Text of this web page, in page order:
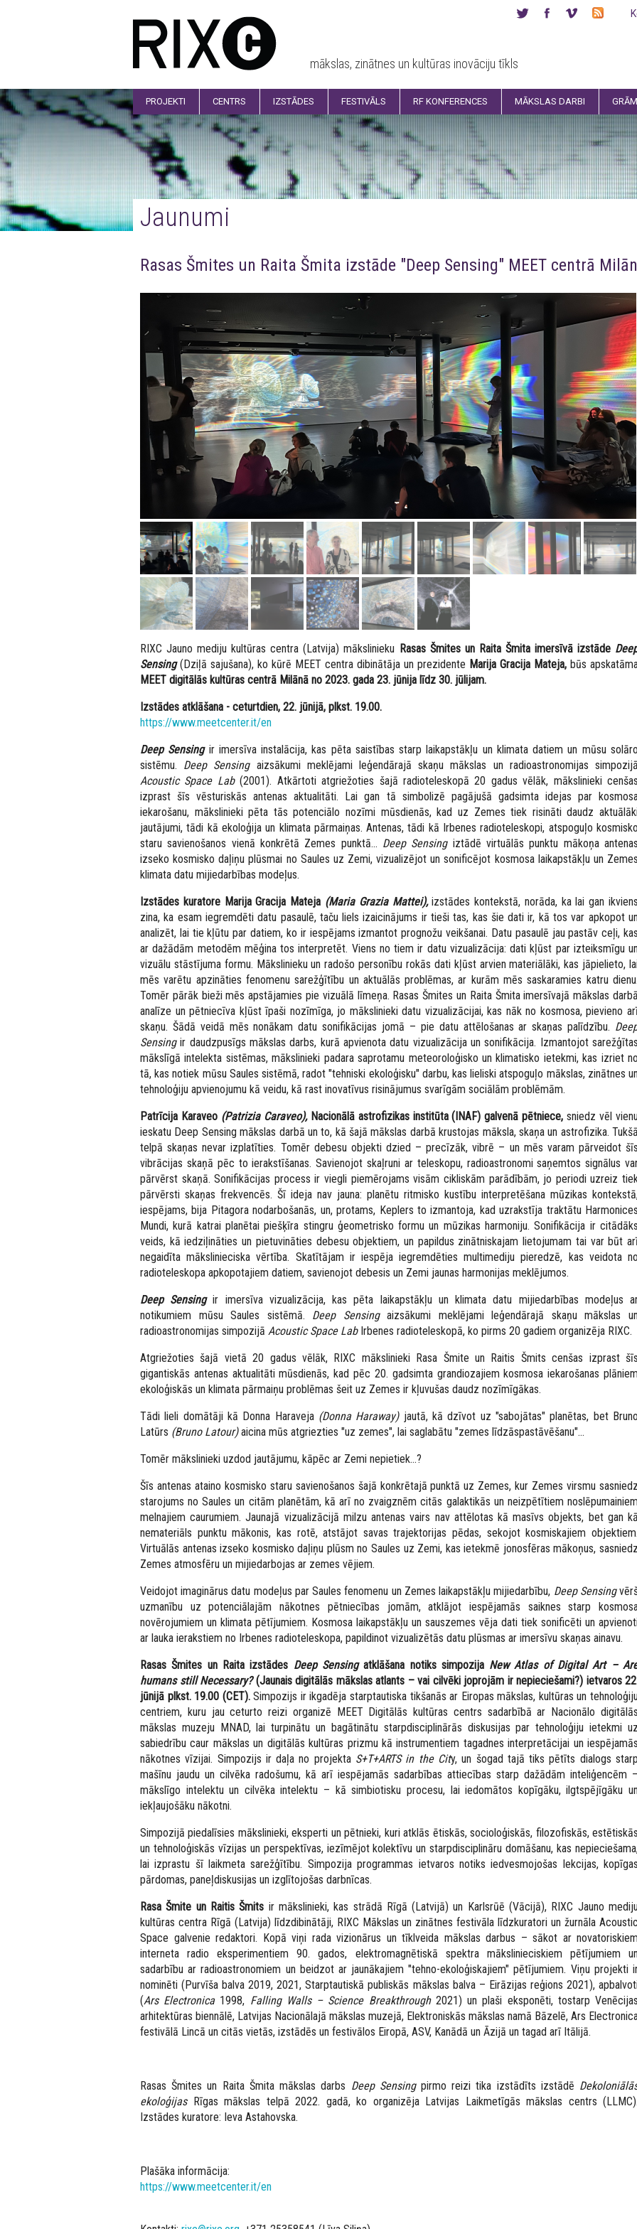
mākslas, zinātnes un kultūras inovāciju tīkls
PROJEKTI CENTRS IZSTĀDES FESTIVĀLS RF KONFERENCES MĀKSLAS DARBI
Jaunumi
Rasas Šmites un Raita Šmita izstāde "Deep Sensing" MEET centrā
RIXC Jauno mediju kultūras centra (Latvija) mākslinieku Rasas Šmites un Raita Šmita imersīvā izstāde
Sensing(Dziļā sajušana), ko kūrē MEET centra dibinātāja un prezidente Marija Gracija Mateja, būs
MEET digitālās kultūras centrā Milānā no 2023. gada 23. jūnija līdz 30. jūlijam.
Izstādes atklāšana - ceturtdien, 22. jūnijā, plkst. 19.00.
https://www.meetcenter.it/en
Deep Sensingir imersīva instalācija, kas pēta saistības starp laikapstākļu un klimata datiem un mūsu solāro
sistēmu. Deep Sensingaizsākumi meklējami leģendārajā skaņu mākslas un radioastronomijas simpozijā
Acoustic Space Lab(2001). Atkārtoti atgriežoties šajā radioteleskopā 20 gadus vēlāk, mākslinieki cenšas
izprast šīs vēsturiskās antenas aktualitāti. Lai gan tā simbolizē pagājušā gadsimta idejas par
iekarošanu, mākslinieki pēta tās potenciālo nozīmi mūsdienās, kad uz Zemes tiek risināti daudz
jautājumi, tādi kā ekoloģija un klimata pārmaiņas. Antenas, tādi kā Irbenes radioteleskopi, atspoguļo kosmisko
staru savienošanos vienā konkrētā Zemes punktā… Deep Sensingiztādē virtuālās punktu mākoņa antenas
izseko kosmisko daļiņu plūsmai no Saules uz Zemi, vizualizējot un sonificējot kosmosa laikapstākļu un Zemes
klimata datu mijiedarbības modeļus.
Izstādes kuratore Marija Gracija Mateja (Maria Grazia Mattei), izstādes kontekstā, norāda, ka lai gan ikviens
zina, ka esam iegremdēti datu pasaulē, taču liels izaicinājums ir tieši tas, kas šie dati ir, kā tos var apkopot un
analizēt, lai tie kļūtu par datiem, ko ir iespējams izmantot prognožu veikšanai. Datu pasaulē jau pastāv ceļi, kas
ar dažādām metodēm mēģina tos interpretēt. Viens no tiem ir datu vizualizācija: dati kļūst par izteiksmīgu un
vizuālu stāstījuma formu. Mākslinieku un radošo personību rokās dati kļūst arvien materiālāki, kas jāpielieto,
mēs varētu apzināties fenomenu sarežģītību un aktuālās problēmas, ar kurām mēs saskaramies katru dienu.
Tomēr pārāk bieži mēs apstājamies pie vizuālā līmeņa. Rasas Šmites un Raita Šmita imersīvajā mākslas darbā
analīze un pētniecīva kļūst īpaši nozīmīga, jo mākslinieki datu vizualizācijai, kas nāk no kosmosa, pievieno
skaņu. Šādā veidā mēs nonākam datu sonifikācijas jomā – pie datu attēlošanas ar skaņas palīdzību.
Sensingir daudzpusīgs mākslas darbs, kurā apvienota datu vizualizācija un sonifikācija. Izmantojot sarežģītas
mākslīgā intelekta sistēmas, mākslinieki padara saprotamu meteoroloģisko un klimatisko ietekmi, kas izriet no
tā, kas notiek mūsu Saules sistēmā, radot "tehniski ekoloģisku" darbu, kas lieliski atspoguļo mākslas, zinātnes un
tehnoloģiju apvienojumu kā veidu, kā rast inovatīvus risinājumus svarīgām sociālām problēmām.
Patrīcija Karaveo (Patrizia Caraveo),Nacionālā astrofizikas institūta (INAF) galvenā pētniece,sniedz vēl vienu
ieskatu Deep Sensing mākslas darbā un to, kā šajā mākslas darbā krustojas māksla, skaņa un astrofizika. Tukšā
telpā skaņas nevar izplatīties. Tomēr debesu objekti dzied – precīzāk, vibrē – un mēs varam pārveidot šīs
vibrācijas skaņā pēc to ierakstīšanas. Savienojot skaļruni ar teleskopu, radioastronomi saņemtos signālus
pārvērst skaņā. Sonifikācijas process ir viegli piemērojams visām cikliskām parādībām, jo periodi uzreiz
pārvērsti skaņas frekvencēs. Šī ideja nav jauna: planētu ritmisko kustību interpretēšana mūzikas
iespējams, bija Pitagora nodarbošanās, un, protams, Keplers to izmantoja, kad uzrakstīja traktātu Harmonices
Mundi, kurā katrai planētai piešķīra stingru ģeometrisko formu un mūzikas harmoniju. Sonifikācija ir citādāks
veids, kā iedziļināties un pietuvināties debesu objektiem, un papildus zinātniskajam lietojumam tai var būt
negaidīta mākslinieciska vērtība. Skatītājam ir iespēja iegremdēties multimediju pieredzē, kas veidota no
radioteleskopa apkopotajiem datiem, savienojot debesis un Zemi jaunas harmonijas meklējumos.
Deep Sensingir imersīva vizualizācija,kas pēta laikapstākļu un klimata datu mijiedarbības modeļus
notikumiem mūsu Saules sistēmā. Deep Sensing aizsākumi meklējami leģendārajā skaņu mākslas un
radioastronomijas simpozijā Acoustic Space LabIrbenes radioteleskopā, ko pirms 20 gadiem organizēja RIXC.
Atgriežoties šajā vietā 20 gadus vēlāk, RIXC mākslinieki Rasa Šmite un Raitis Šmits cenšas izprast šīs
gigantiskās antenas aktualitāti mūsdienās, kad pēc 20. gadsimta grandiozajiem kosmosa iekarošanas plāniem
ekoloģiskās un klimata pārmaiņu problēmas šeit uz Zemes ir kļuvušas daudz nozīmīgākas.
Tādi lieli domātāji kā Donna Haraveja (Donna Haraway) jautā, kā dzīvot uz "sabojātas" planētas, bet Bruno
Latūrs (Bruno Latour)aicina mūs atgriezties "uz zemes", lai saglabātu "zemes līdzāspastāvēšanu"...
Tomēr mākslinieki uzdod jautājumu, kāpēc ar Zemi nepietiek...?
Šīs antenas ataino kosmisko staru savienošanos šajā konkrētajā punktā uz Zemes, kur Zemes virsmu sasniedz
starojums no Saules un citām planētām, kā arī no zvaigznēm citās galaktikās un neizpētītiem noslēpumainiem
melnajiem caurumiem. Jaunajā vizualizācijā milzu antenas vairs nav attēlotas kā masīvs objekts, bet gan kā
nemateriāls punktu mākonis, kas rotē, atstājot savas trajektorijas pēdas, sekojot kosmiskajiem objektiem.
Virtuālās antenas izseko kosmisko daļiņu plūsm no Saules uz Zemi, kas ietekmē jonosfēras mākoņus, sasniedz
Zemes atmosfēru un mijiedarbojas ar zemes vējiem.
Veidojot imaginārus datu modeļus par Saules fenomenu un Zemes laikapstākļu mijiedarbību, Deep Sensing
uzmanību uz potenciālajām nākotnes pētniecības jomām, atklājot iespējamās saiknes starp
novērojumiem un klimata pētījumiem. Kosmosa laikapstākļu un sauszemes vēja dati tiek sonificēti un
ar lauka ierakstiem no Irbenes radioteleskopa, papildinot vizualizētās datu plūsmas ar imersīvu skaņas ainavu.
Rasas Šmites un Raita izstādes Deep Sensingatklāšana notiks simpozija New Atlas of Digital Art –
humans still Necessary?(Jaunais digitālās mākslas atlants – vai cilvēki joprojām ir nepieciešami?) ietvaros
jūnijā plkst. 19.00 (CET).Simpozijs ir ikgadēja starptautiska tikšanās ar Eiropas mākslas, kultūras un tehnoloģiju
centriem, kuru jau ceturto reizi organizē MEET Digitālās kultūras centrs sadarbībā ar Nacionālo digitālās
mākslas muzeju MNAD, lai turpinātu un bagātinātu starpdisciplinārās diskusijas par tehnoloģiju ietekmi uz
sabiedrību caur mākslas un digitālās kultūras prizmu kā instrumentiem tagadnes interpretācijai un iespējamās
nākotnes vīzijai. Simpozijs ir daļa no projekta S+T+ARTS in the City,un šogad tajā tiks pētīts dialogs starp
mašīnu jaudu un cilvēka radošumu, kā arī iespējamās sadarbības attiecības starp dažādām inteliģencēm –
mākslīgo intelektu un cilvēka intelektu – kā simbiotisku procesu, lai iedomātos kopīgāku, ilgtspējīgāku un
iekļaujošāku nākotni.
Simpozijā piedalīsies mākslinieki, eksperti un pētnieki, kuri atklās ētiskās, socioloģiskās, filozofiskās, estētiskās
un tehnoloģiskās vīzijas un perspektīvas, iezīmējot kolektīvu un starpdisciplināru domāšanu, kas
lai izprastu šī laikmeta sarežģītību. Simpozija programmas ietvaros notiks iedvesmojošas lekcijas, kopīgas
pārdomas, paneļdiskusijas un izglītojošas darbnīcas.
Rasa Šmite un Raitis Šmits ir mākslinieki, kas strādā Rīgā (Latvijā) un Karlsrūē (Vācijā), RIXC Jauno mediju
kultūras centra Rīgā (Latvija) līdzdibinātāji, RIXC Mākslas un zinātnes festivāla līdzkuratori un žurnāla Acoustic
Space galvenie redaktori. Kopā viņi rada vizionārus un tīklveida mākslas darbus – sākot ar novatoriskiem
interneta radio eksperimentiem 90. gados, elektromagnētiskā spektra mākslinieciskiem pētījumiem un
sadarbību ar radioastronomiem un beidzot ar jaunākajiem "tehno-ekoloģiskajiem" pētījumiem. Viņu projekti
nominēti (Purvīša balva 2019, 2021, Starptautiskā publiskās mākslas balva – Eirāzijas reģions 2021),
(Ars Electronica 1998, Falling Walls – Science Breakthrough 2021) un plaši eksponēti, tostarp Venēcijas
arhitektūras biennālē, Latvijas Nacionālajā mākslas muzejā, Elektroniskās mākslas namā Bāzelē, Ars
festivālā Lincā un citās vietās, izstādēs un festivālos Eiropā, ASV, Kanādā un Āzijā un tagad arī Itālijā.
Rasas Šmites un Raita Šmita mākslas darbs Deep Sensing pirmo reizi tika izstādīts izstādē
ekoloģijas Rīgas mākslas telpā 2022. gadā, ko organizēja Latvijas Laikmetīgās mākslas centrs (LLMC).
Izstādes kuratore: Ieva Astahovska.
Plašāka informācija:
https://www.meetcenter.it/en